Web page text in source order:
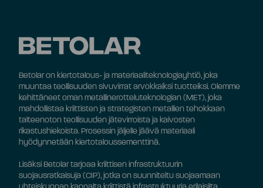
Betolar on kiertotalous- ja materiaaliteknologiayhtiö, joka
muuntaa teollisuuden sivuvirrat arvokkaiksi tuotteiksi. Olemme
kehittäneet oman metallinerotteluteknologian (MET), joka
mahdollistaa kriittisten ja strategisten metallien tehokkaan
talteenoton teollisuuden jätevirroista ja kaivosten
rikastushiekoista. Prosessin jäljelle jäävä materiaali
hyödynnetään kiertotaloussementtinä.
Lisäksi Betolar tarjoaa kriittisen infrastruktuurin
suojausratkaisuja (CIP), jotka on suunniteltu suojaamaan